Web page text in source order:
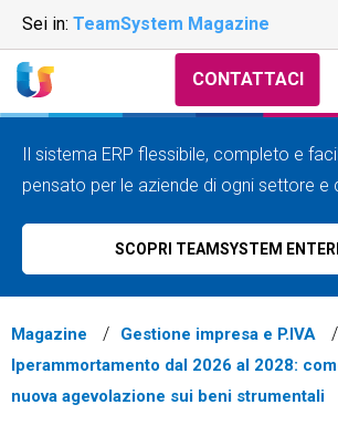
Sei in: TeamSystem Magazine
CONTATTACI
Il sistema ERP flessibile, completo e
pensato per le aziende di ogni settore e
SCOPRI TEAMSYSTEM
Magazine
Gestione impresa e P.IVA
Iperammortamento dal 2026 al 2028:
nuova agevolazione sui beni strumentali